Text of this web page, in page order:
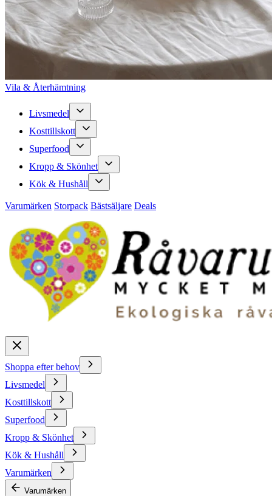
Vila & Återhämtning
Livsmedel
Kosttillskott
Superfood
Kropp & Skönhet
Kök & Hushåll
Varumärken Storpack Bästsäljare Deals
Shoppa efter behov
Livsmedel
Kosttillskott
Superfood
Kropp & Skönhet
Kök & Hushåll
Varumärken
Varumärken